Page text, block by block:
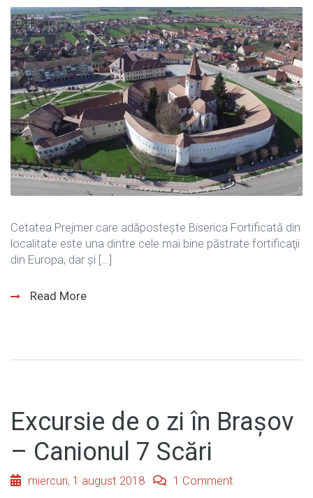
Cetatea Prejmer care adăposteşte Biserica Fortificată din
localitate este una dintre cele mai bine păstrate fortificaţii
din Europa, dar şi […]
Read More
Excursie de o zi în Brașov
– Canionul 7 Scări
miercuri, 1 august 2018 1 Comment